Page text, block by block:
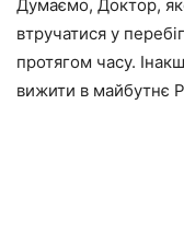
Думаємо, Доктор,
втручатися у
протягом часу.
вижити в майбутнє